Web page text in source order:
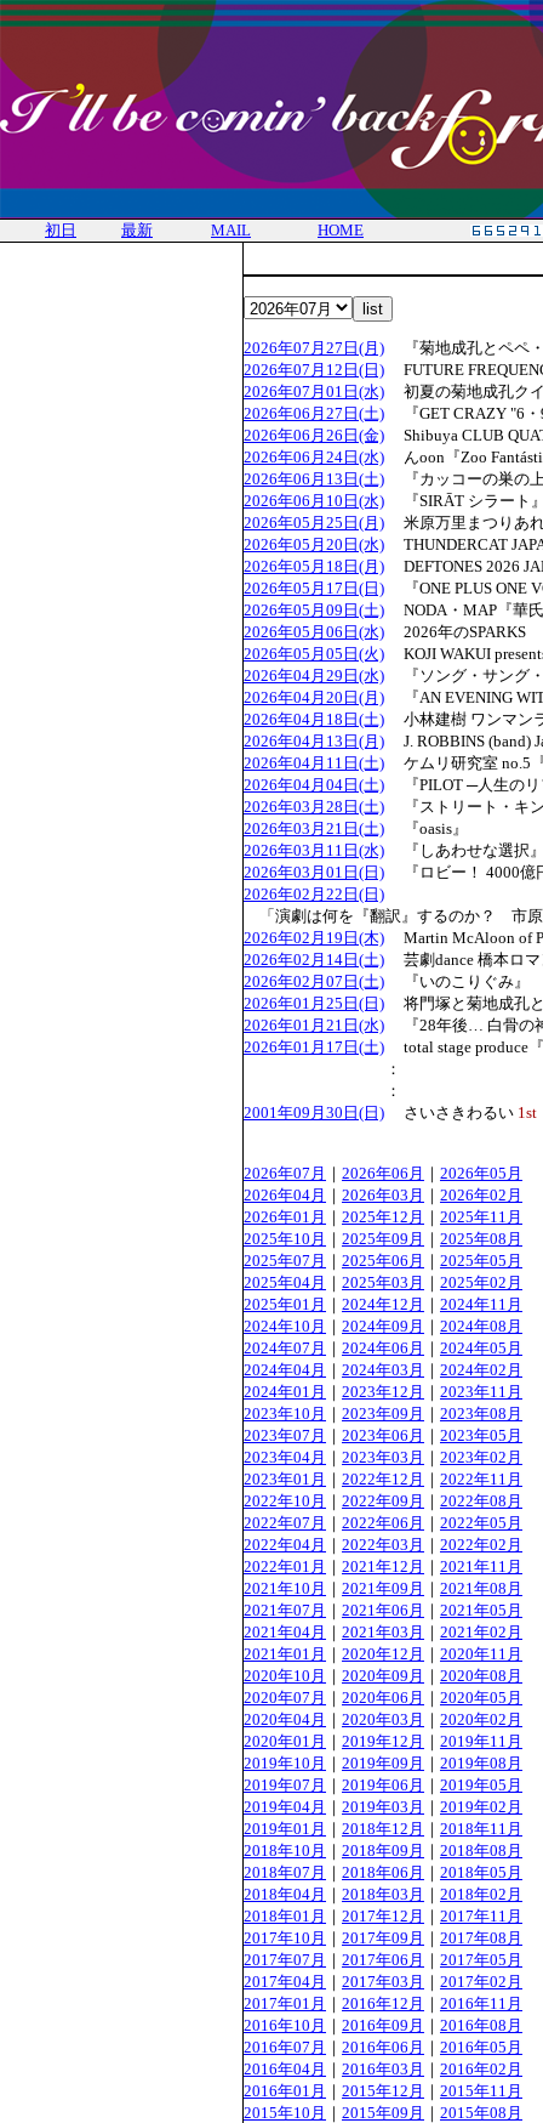
初日 最新 MAIL HOME
2026年07月27日(月) 『菊地成孔とペペ
2026年07月12日(日) FUTURE
2026年07月01日(水) 初夏の菊地成孔ク
2026年06月27日(土) 『GET CRAZY "6・
2026年06月26日(金) Shibuya CLUB
2026年06月24日(水) んoon『Zoo
2026年06月13日(土) 『カッコーの巣の
2026年06月10日(水) 『SIRĀT シラート
2026年05月25日(月) 米原万里まつりあ
2026年05月20日(水) THUNDERCAT
2026年05月18日(月) DEFTONES 2026
2026年05月17日(日) 『ONE PLUS ONE
2026年05月09日(土) NODA・MAP『華
2026年05月06日(水) 2026年のSPARKS
2026年05月05日(火) KOJI WAKUI
2026年04月29日(水) 『ソング・サング・
2026年04月20日(月) 『AN EVENING
2026年04月18日(土) 小林建樹 ワンマン
2026年04月13日(月) J. ROBBINS (band)
2026年04月11日(土) ケムリ研究室 no.5
2026年04月04日(土) 『PILOT ─人生のリ
2026年03月28日(土) 『ストリート・キ
2026年03月21日(土) 『oasis』
2026年03月11日(水) 『しあわせな選択
2026年03月01日(日) 『ロビー！ 4000億
2026年02月22日(日)
「演劇は何を『翻訳』するのか？ 市原
2026年02月19日(木) Martin McAloon of
2026年02月14日(土) 芸劇dance 橋本ロ
2026年02月07日(土) 『いのこりぐみ』
2026年01月25日(日) 将門塚と菊地成孔
2026年01月21日(水) 『28年後… 白骨の
2026年01月17日(土) total stage produce
：
：
2001年09月30日(日) さいさきわるい 1st
2026年07月 ｜ 2026年06月 ｜ 2026年05月
2026年04月 ｜ 2026年03月 ｜ 2026年02月
2026年01月 ｜ 2025年12月 ｜ 2025年11月
2025年10月 ｜ 2025年09月 ｜ 2025年08月
2025年07月 ｜ 2025年06月 ｜ 2025年05月
2025年04月 ｜ 2025年03月 ｜ 2025年02月
2025年01月 ｜ 2024年12月 ｜ 2024年11月
2024年10月 ｜ 2024年09月 ｜ 2024年08月
2024年07月 ｜ 2024年06月 ｜ 2024年05月
2024年04月 ｜ 2024年03月 ｜ 2024年02月
2024年01月 ｜ 2023年12月 ｜ 2023年11月
2023年10月 ｜ 2023年09月 ｜ 2023年08月
2023年07月 ｜ 2023年06月 ｜ 2023年05月
2023年04月 ｜ 2023年03月 ｜ 2023年02月
2023年01月 ｜ 2022年12月 ｜ 2022年11月
2022年10月 ｜ 2022年09月 ｜ 2022年08月
2022年07月 ｜ 2022年06月 ｜ 2022年05月
2022年04月 ｜ 2022年03月 ｜ 2022年02月
2022年01月 ｜ 2021年12月 ｜ 2021年11月
2021年10月 ｜ 2021年09月 ｜ 2021年08月
2021年07月 ｜ 2021年06月 ｜ 2021年05月
2021年04月 ｜ 2021年03月 ｜ 2021年02月
2021年01月 ｜ 2020年12月 ｜ 2020年11月
2020年10月 ｜ 2020年09月 ｜ 2020年08月
2020年07月 ｜ 2020年06月 ｜ 2020年05月
2020年04月 ｜ 2020年03月 ｜ 2020年02月
2020年01月 ｜ 2019年12月 ｜ 2019年11月
2019年10月 ｜ 2019年09月 ｜ 2019年08月
2019年07月 ｜ 2019年06月 ｜ 2019年05月
2019年04月 ｜ 2019年03月 ｜ 2019年02月
2019年01月 ｜ 2018年12月 ｜ 2018年11月
2018年10月 ｜ 2018年09月 ｜ 2018年08月
2018年07月 ｜ 2018年06月 ｜ 2018年05月
2018年04月 ｜ 2018年03月 ｜ 2018年02月
2018年01月 ｜ 2017年12月 ｜ 2017年11月
2017年10月 ｜ 2017年09月 ｜ 2017年08月
2017年07月 ｜ 2017年06月 ｜ 2017年05月
2017年04月 ｜ 2017年03月 ｜ 2017年02月
2017年01月 ｜ 2016年12月 ｜ 2016年11月
2016年10月 ｜ 2016年09月 ｜ 2016年08月
2016年07月 ｜ 2016年06月 ｜ 2016年05月
2016年04月 ｜ 2016年03月 ｜ 2016年02月
2016年01月 ｜ 2015年12月 ｜ 2015年11月
2015年10月 ｜ 2015年09月 ｜ 2015年08月